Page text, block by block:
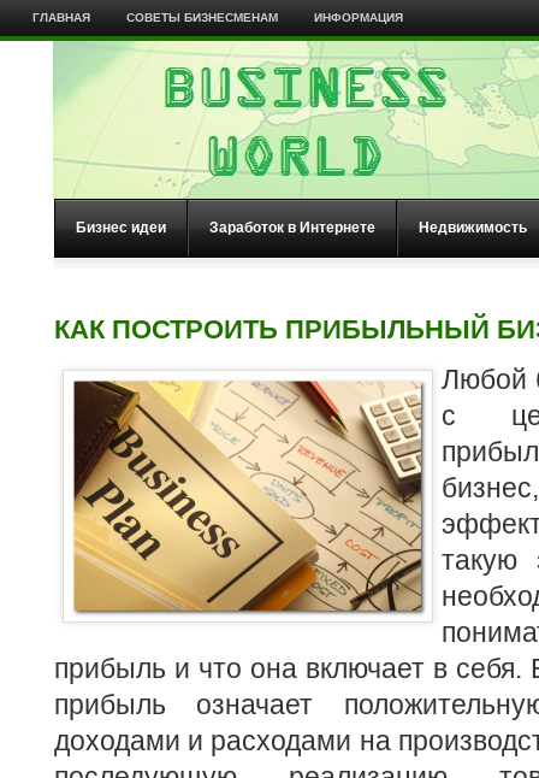
ГЛАВНАЯ СОВЕТЫ БИЗНЕСМЕНАМ ИНФОРМАЦИЯ
Бизнес идеи Заработок в Интернете Недвижимость
КАК ПОСТРОИТЬ ПРИБЫЛЬНЫЙ
Любой
с
такую
прибыль и что она включает в себя.
прибыль означает
доходами и расходами на